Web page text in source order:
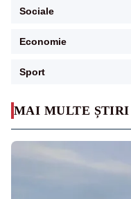
MAI MULTE
Sociale
Economie
Sport